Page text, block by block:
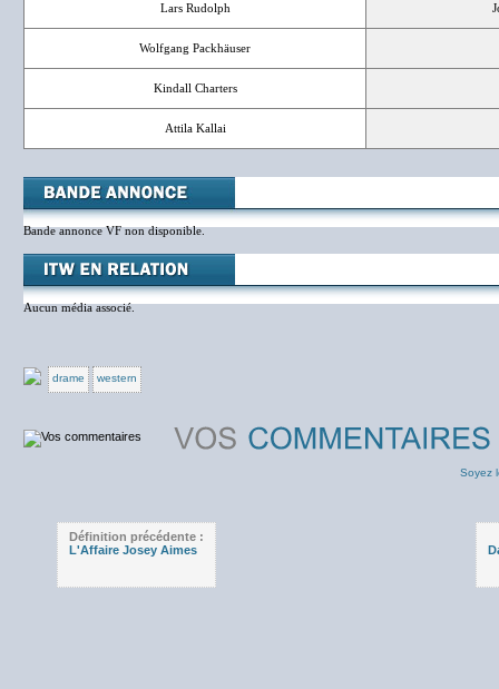
Lars Rudolph
Wolfgang Packhäuser
Kindall Charters
Attila Kallai
Bande annonce VF non disponible.
Aucun média associé.
drame western
Soyez
Définition précédente :
L'Affaire Josey Aimes